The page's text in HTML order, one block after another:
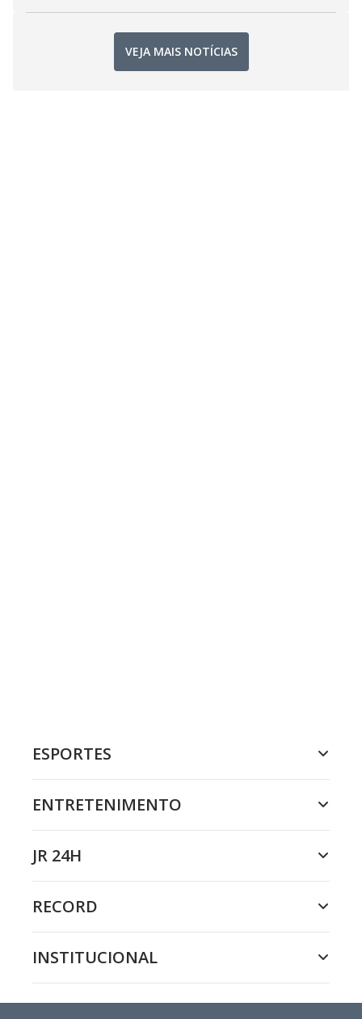
VEJA MAIS NOTÍCIAS
ESPORTES
ENTRETENIMENTO
JR 24H
RECORD
INSTITUCIONAL